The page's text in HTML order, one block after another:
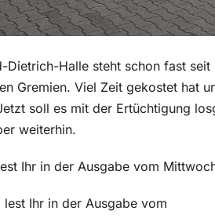
Halle steht schon fast seit
Gremien. Viel Zeit gekostet hat
soll es mit der Ertüchtigung
weiterhin.
Ihr in der Ausgabe vom
Ihr in der Ausgabe vom